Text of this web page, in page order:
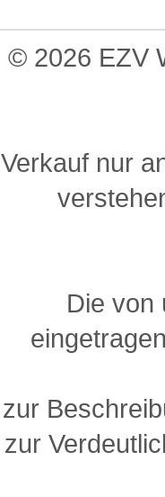
© 2026 EZV
Verkauf nur
Die von
zur
zur